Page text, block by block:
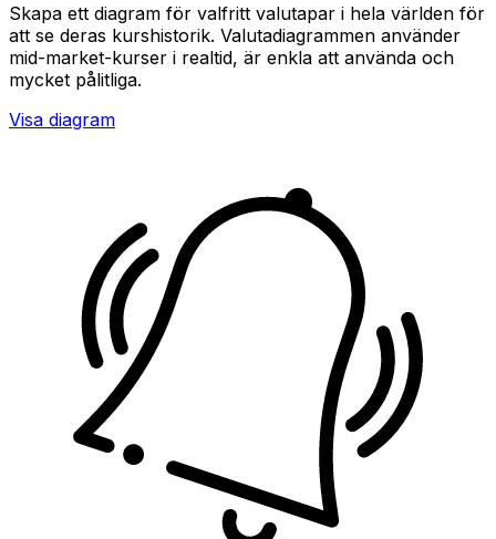
Skapa ett diagram för valfritt valutapar i hela världen för
att se deras kurshistorik. Valutadiagrammen använder
mid-market-kurser i realtid, är enkla att använda och
mycket pålitliga.
Visa diagram